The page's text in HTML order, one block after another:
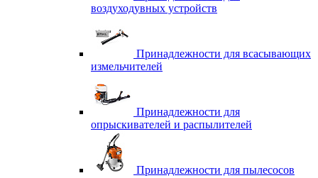
воздуходувных устройств
Принадлежности для всасывающих
измельчителей
Принадлежности для
опрыскивателей и распылителей
Принадлежности для пылесосов